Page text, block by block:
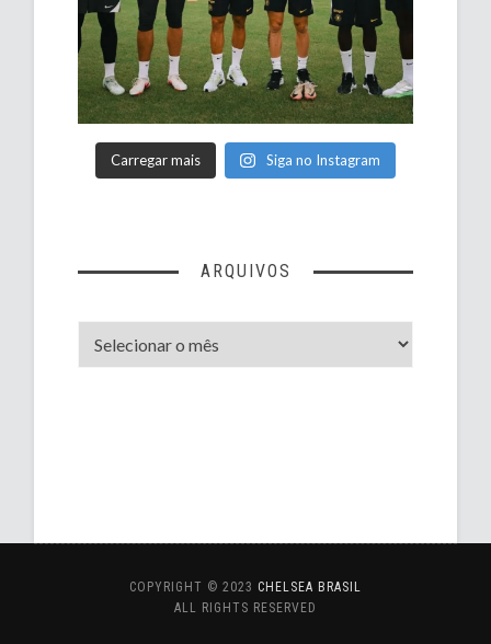
Carregar mais Siga no Instagram
ARQUIVOS
COPYRIGHT © 2023 CHELSEA BRASIL
ALL RIGHTS RESERVED